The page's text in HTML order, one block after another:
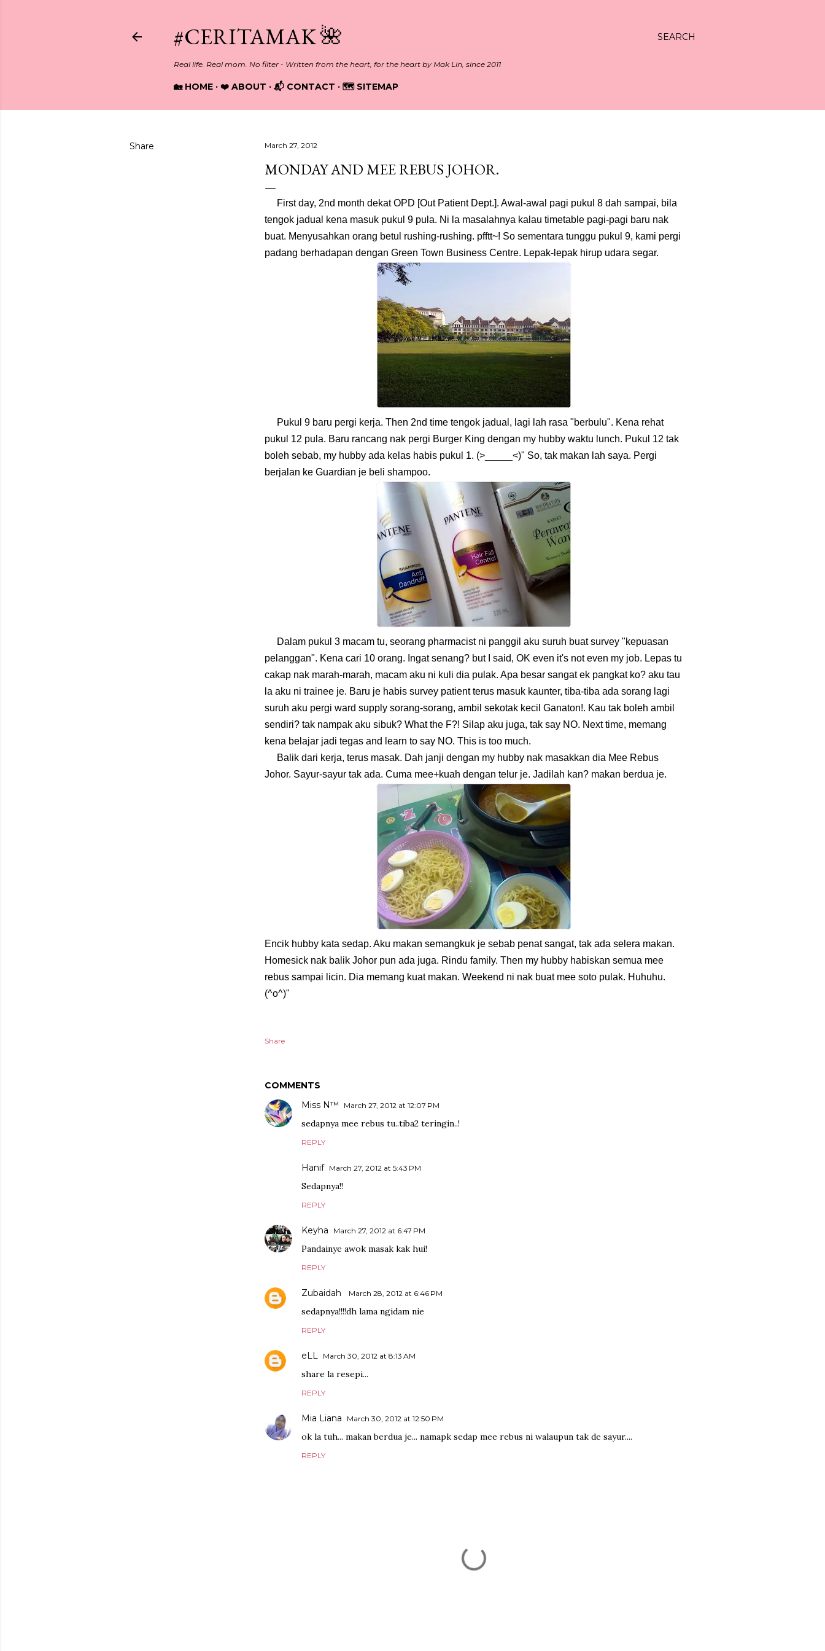
SEARCH
#CERITAMAK 🌺
Real life. Real mom. No filter - Written from the heart, for the heart by Mak Lin, since 2011
🏡 HOME ❤️ ABOUT 📬 CONTACT 🗺️ SITEMAP
Share March 27, 2012
MONDAY AND MEE REBUS JOHOR.
First day, 2nd month dekat OPD [Out Patient Dept.]. Awal-awal pagi pukul 8 dah sampai, bila
tengok jadual kena masuk pukul 9 pula. Ni la masalahnya kalau timetable pagi-pagi baru nak
buat. Menyusahkan orang betul rushing-rushing. pfftt~! So sementara tunggu pukul 9, kami pergi
padang berhadapan dengan Green Town Business Centre. Lepak-lepak hirup udara segar.
Pukul 9 baru pergi kerja. Then 2nd time tengok jadual, lagi lah rasa "berbulu". Kena rehat
pukul 12 pula. Baru rancang nak pergi Burger King dengan my hubby waktu lunch. Pukul 12 tak
boleh sebab, my hubby ada kelas habis pukul 1. (>_____<)" So, tak makan lah saya. Pergi
berjalan ke Guardian je beli shampoo.
Dalam pukul 3 macam tu, seorang pharmacist ni panggil aku suruh buat survey "kepuasan
pelanggan". Kena cari 10 orang. Ingat senang? but I said, OK even it's not even my job. Lepas tu
cakap nak marah-marah, macam aku ni kuli dia pulak. Apa besar sangat ek pangkat ko? aku tau
la aku ni trainee je. Baru je habis survey patient terus masuk kaunter, tiba-tiba ada sorang lagi
suruh aku pergi ward supply sorang-sorang, ambil sekotak kecil Ganaton!. Kau tak boleh ambil
sendiri? tak nampak aku sibuk? What the F?! Silap aku juga, tak say NO. Next time, memang
kena belajar jadi tegas and learn to say NO. This is too much.
Balik dari kerja, terus masak. Dah janji dengan my hubby nak masakkan dia Mee Rebus
Johor. Sayur-sayur tak ada. Cuma mee+kuah dengan telur je. Jadilah kan? makan berdua je.
Encik hubby kata sedap. Aku makan semangkuk je sebab penat sangat, tak ada selera makan.
Homesick nak balik Johor pun ada juga. Rindu family. Then my hubby habiskan semua mee
rebus sampai licin. Dia memang kuat makan. Weekend ni nak buat mee soto pulak. Huhuhu.
(^o^)"
Share
COMMENTS
Miss N™
March 27, 2012 at 12:07 PM
sedapnya mee rebus tu..tiba2 teringin..!
REPLY
Hanif March 27, 2012 at 5:43 PM
Sedapnya!!
REPLY
Keyha March 27, 2012 at 6:47 PM
Pandainye awok masak kak hui!
REPLY
Zubaidah March 28, 2012 at 6:46 PM
sedapnya!!!!dh lama ngidam nie
REPLY
eLL March 30, 2012 at 8:13 AM
share la resepi...
REPLY
Mia Liana March 30, 2012 at 12:50 PM
ok la tuh... makan berdua je... namapk sedap mee rebus ni walaupun tak de sayur....
REPLY